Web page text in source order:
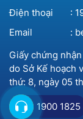
Điện thoại
:
Email
:
Giấy chứng
do Sở Kế hoạch
thứ: 8, ngày 05
1900 1825